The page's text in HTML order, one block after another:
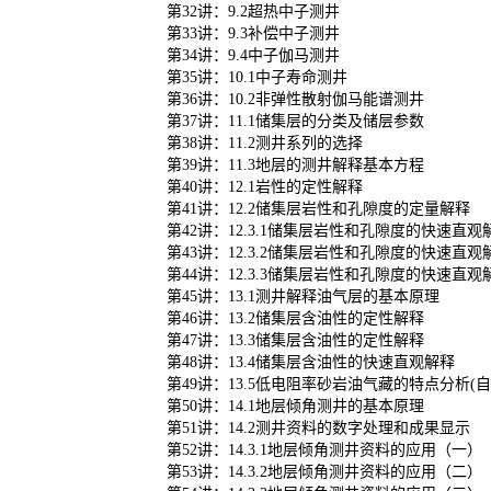
第32讲：9.2超热中子测井
第33讲：9.3补偿中子测井
第34讲：9.4中子伽马测井
第35讲：10.1中子寿命测井
第36讲：10.2非弹性散射伽马能谱测井
第37讲：11.1储集层的分类及储层参数
第38讲：11.2测井系列的选择
第39讲：11.3地层的测井解释基本方程
第40讲：12.1岩性的定性解释
第41讲：12.2储集层岩性和孔隙度的定量解释
第42讲：12.3.1储集层岩性和孔隙度的快速直观
第43讲：12.3.2储集层岩性和孔隙度的快速直观
第44讲：12.3.3储集层岩性和孔隙度的快速直观
第45讲：13.1测井解释油气层的基本原理
第46讲：13.2储集层含油性的定性解释
第47讲：13.3储集层含油性的定性解释
第48讲：13.4储集层含油性的快速直观解释
第49讲：13.5低电阻率砂岩油气藏的特点分析(
第50讲：14.1地层倾角测井的基本原理
第51讲：14.2测井资料的数字处理和成果显示
第52讲：14.3.1地层倾角测井资料的应用（一）
第53讲：14.3.2地层倾角测井资料的应用（二）